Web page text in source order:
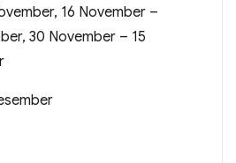
16 November –
30 November – 15